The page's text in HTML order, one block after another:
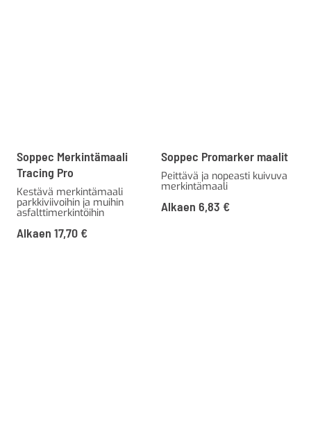
Soppec Merkintämaali
Tracing Pro
Kestävä merkintämaali
parkkiviivoihin ja muihin
asfalttimerkintöihin
Alkaen 17,70 €
Soppec Promarker maalit
Peittävä ja nopeasti kuivuva
merkintämaali
Alkaen 6,83 €